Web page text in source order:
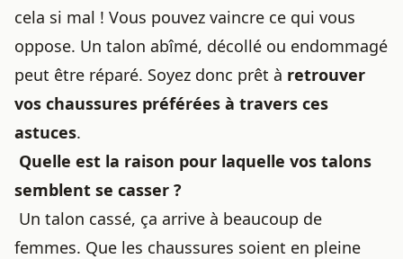
cela si mal ! Vous pouvez vaincre ce qui vous
oppose. Un talon abîmé, décollé ou endommagé
peut être réparé. Soyez donc prêt à retrouver
vos chaussures préférées à travers ces
astuces.
Quelle est la raison pour laquelle vos talons
semblent se casser ?
Un talon cassé, ça arrive à beaucoup de
femmes. Que les chaussures soient en pleine